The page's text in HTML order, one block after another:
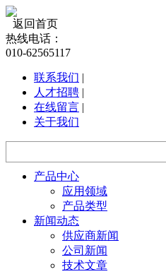
返回首页
热线电话：
010-62565117
联系我们 |
人才招聘 |
在线留言 |
关于我们
产品中心
应用领域
产品类型
新闻动态
供应商新闻
公司新闻
技术文章